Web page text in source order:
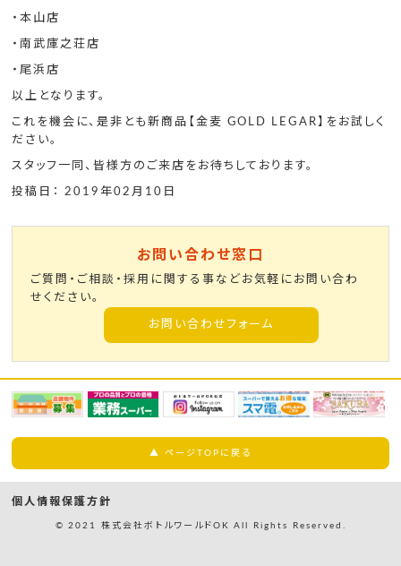
・本山店
・南武庫之荘店
・尾浜店
以上となります。
これを機会に、是非とも新商品【金麦 GOLD LEGAR】をお試しく
ださい。
スタッフ一同、皆様方のご来店をお待ちしております。
投稿日： 2019年02月10日
お問い合わせ窓口
ご質問・ご相談・採用に関する事などお気軽にお問い合わ
せください。
お問い合わせフォーム
▲ ページTOPに戻る
個人情報保護方針
© 2021 株式会社ボトルワールドOK All Rights Reserved.